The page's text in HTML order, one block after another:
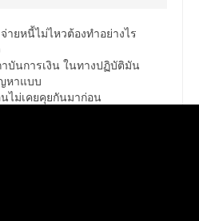
ายหนี้ไม่ไหวต้องทำอย่างไร
บันการเงิน ในทางปฏิบัติมัน
หาแบบ
ไม่เคยคุยกันมาก่อน